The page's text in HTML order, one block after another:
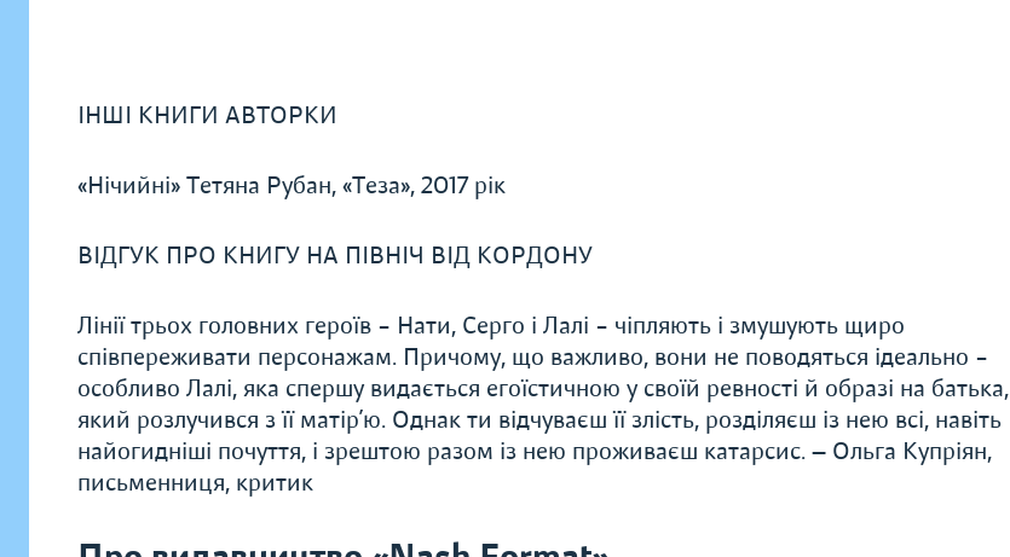
ІНШІ КНИГИ АВТОРКИ
«Нічийні» Тетяна Рубан, «Теза», 2017 рік
ВІДГУК ПРО КНИГУ НА ПІВНІЧ ВІД КОРДОНУ
Лінії трьох головних героїв – Нати, Серго і Лалі – чіпляють і змушують щиро
співпереживати персонажам. Причому, що важливо, вони не поводяться ідеально –
особливо Лалі, яка спершу видається егоїстичною у своїй ревності й образі на батька,
який розлучився з її матір’ю. Однак ти відчуваєш її злість, розділяєш із нею всі, навіть
найогидніші почуття, і зрештою разом із нею проживаєш катарсис. — Ольга Купріян,
письменниця, критик